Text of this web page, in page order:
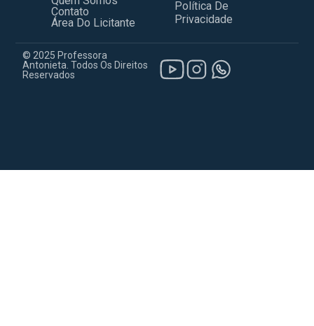
Contato
Área Do Licitante
Política De
Privacidade
© 2025 Professora
Antonieta. Todos Os Direitos
Reservados